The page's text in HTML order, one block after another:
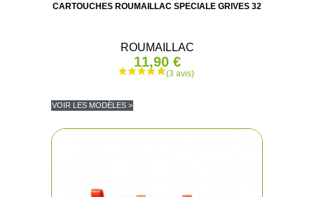
CARTOUCHES ROUMAILLAC SPECIALE GRIVES 32
ROUMAILLAC
11,90 €
VOIR LES MODÈLES >